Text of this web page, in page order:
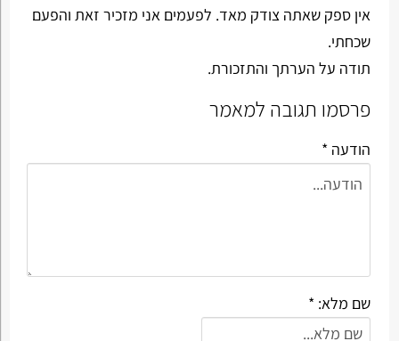
אין ספק שאתה צודק מאד. לפעמים אני מזכיר זאת והפעם
שכחתי.
תודה על הערתך והתזכורת.
פרסמו תגובה למאמר
הודעה *
שם מלא: *